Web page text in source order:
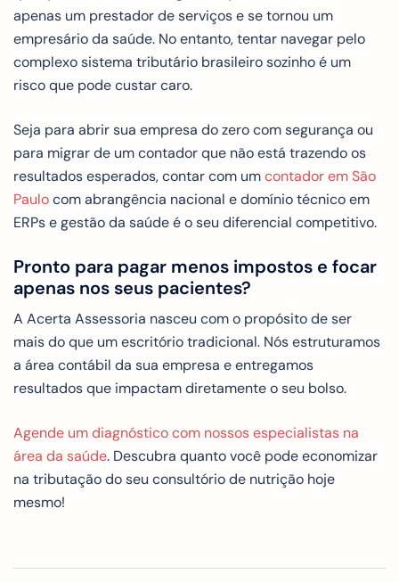
apenas um prestador de serviços e se tornou um
empresário da saúde. No entanto, tentar navegar pelo
complexo sistema tributário brasileiro sozinho é um
risco que pode custar caro.
Seja para abrir sua empresa do zero com segurança ou
para migrar de um contador que não está trazendo os
resultados esperados, contar com umcontador em São
Paulocom abrangência nacional e domínio técnico em
ERPs e gestão da saúde é o seu diferencial competitivo.
Pronto para pagar menos impostos e focar
apenas nos seus pacientes?
A Acerta Assessoria nasceu com o propósito de ser
mais do que um escritório tradicional. Nós estruturamos
a área contábil da sua empresa e entregamos
resultados que impactam diretamente o seu bolso.
Agende um diagnóstico com nossos especialistas na
área da saúde. Descubra quanto você pode economizar
na tributação do seu consultório de nutrição hoje
mesmo!